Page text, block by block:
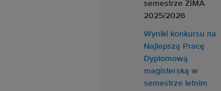
semestrze ZIMA
2025/2026
Wyniki konkursu na
Najlepszą Pracę
Dyplomową
magisterską w
semestrze letnim